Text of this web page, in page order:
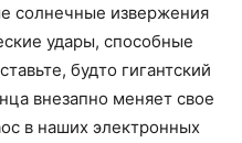
солнечные извержения
удары, способные
будто гигантский
внезапно меняет свое
в наших электронных